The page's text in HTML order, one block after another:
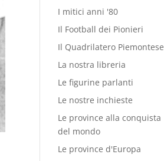
I mitici anni '80
Il Football dei Pionieri
Il Quadrilatero Piemontese
La nostra libreria
Le figurine parlanti
Le nostre inchieste
Le province alla conquista
del mondo
Le province d'Europa